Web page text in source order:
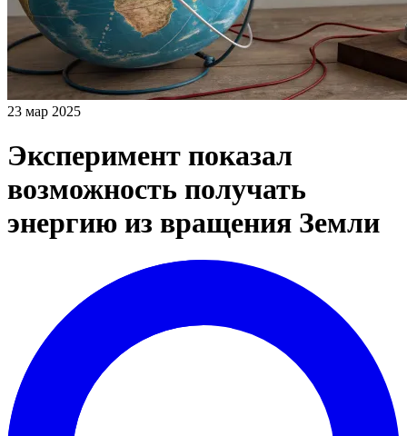
23 мар 2025
Эксперимент показал
возможность получать
энергию из вращения Земли